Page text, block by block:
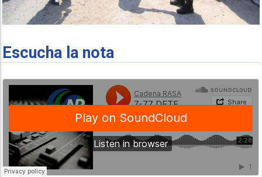
Escucha la nota